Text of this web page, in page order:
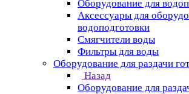
Оборудование для
Аксессуары для
водоподготовки
Смягчители воды
Фильтры для воды
Оборудование для раздачи
Назад
Оборудование для